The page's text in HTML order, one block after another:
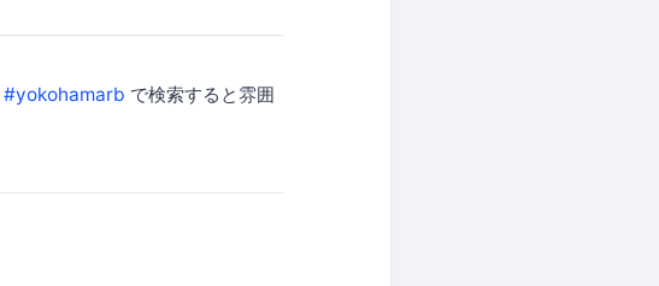
#yokohamarb で検索すると雰囲